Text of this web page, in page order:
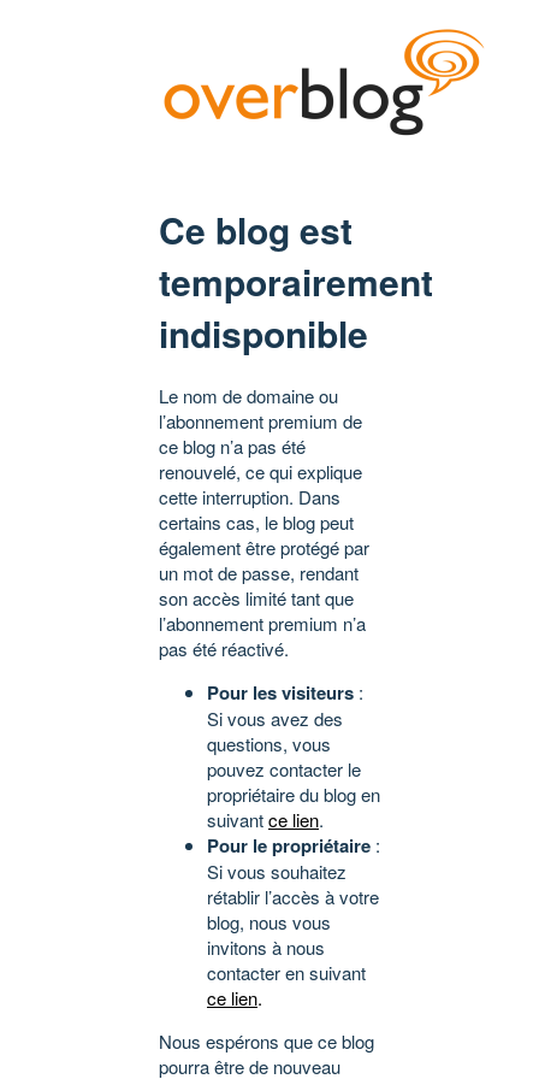
Ce blog est
temporairement
indisponible
Le nom de domaine ou
l’abonnement premium de
ce blog n’a pas été
renouvelé, ce qui explique
cette interruption. Dans
certains cas, le blog peut
également être protégé par
un mot de passe, rendant
son accès limité tant que
l’abonnement premium n’a
pas été réactivé.
Pour les visiteurs :
Si vous avez des
questions, vous
pouvez contacter le
propriétaire du blog en
suivantce lien.
Pour le propriétaire :
Si vous souhaitez
rétablir l’accès à votre
blog, nous vous
invitons à nous
contacter en suivant
ce lien.
Nous espérons que ce blog
pourra être de nouveau